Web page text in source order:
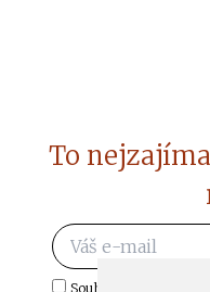
To
Souhlasím s odběrem